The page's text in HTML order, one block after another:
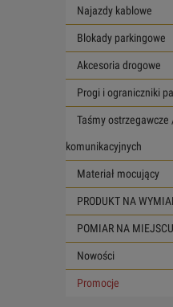
Najazdy kablowe
Blokady parkingowe
Akcesoria drogowe
Progi i ograniczniki
Taśmy
komunikacyjnych
Materiał mocujący
PRODUKT NA
POMIAR NA MIEJSCU
Nowości
Promocje